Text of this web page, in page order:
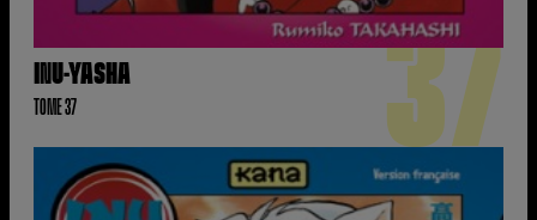
INU-YASHA
TOME 37 37